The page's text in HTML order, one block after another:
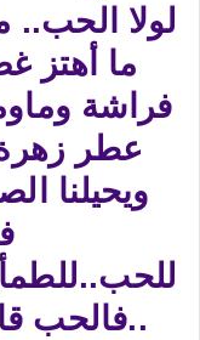
لولا الحب..
ما أهتز
فراشة
عطر
ويحيلنا
..فالحب